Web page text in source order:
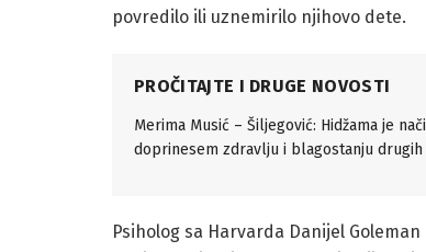
povredilo ili uznemirilo njihovo dete.
PROČITAJTE I DRUGE NOVOSTI
Merima Musić – Šiljegović: Hidžama je
doprinesem zdravlju i blagostanju drugih
Psiholog sa Harvarda Danijel